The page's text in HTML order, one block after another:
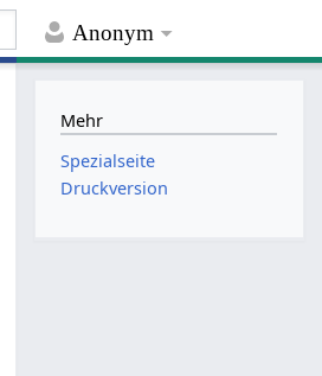
Anonym
Mehr
Spezialseite
Druckversion